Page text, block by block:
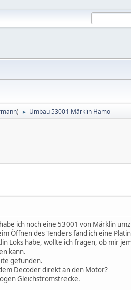
) ► Umbau 53001 Märklin Hamo
ich noch eine 53001 von Märklin
Öffnen des Tenders fand ich eine
Loks habe, wollte ich fragen, ob mir
kann.
gefunden.
Decoder direkt an den Motor?
Gleichstromstrecke.